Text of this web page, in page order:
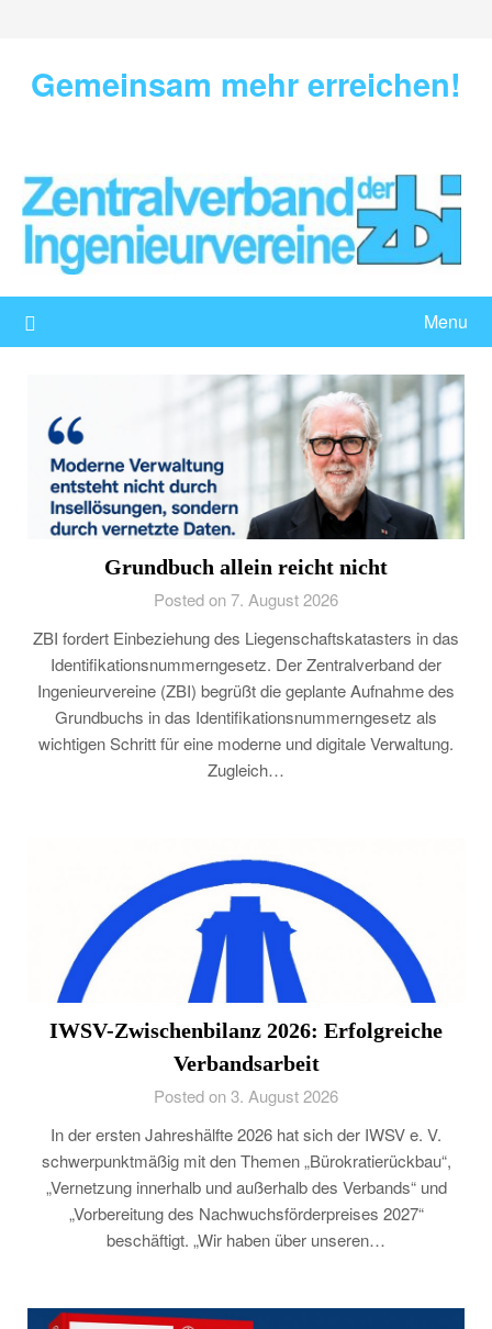
contentGemeinsam mehr erreichen!
Menu
Grundbuch allein reicht nicht
Posted on 7. August 2026
ZBI fordert Einbeziehung des Liegenschaftskatasters in das
Identifikationsnummerngesetz. Der Zentralverband der
Ingenieurvereine (ZBI) begrüßt die geplante Aufnahme des
Grundbuchs in das Identifikationsnummerngesetz als
wichtigen Schritt für eine moderne und digitale Verwaltung.
Zugleich…
IWSV-Zwischenbilanz 2026: Erfolgreiche
Verbandsarbeit
Posted on 3. August 2026
In der ersten Jahreshälfte 2026 hat sich der IWSV e. V.
schwerpunktmäßig mit den Themen „Bürokratierückbau“,
„Vernetzung innerhalb und außerhalb des Verbands“ und
„Vorbereitung des Nachwuchsförderpreises 2027“
beschäftigt. „Wir haben über unseren…